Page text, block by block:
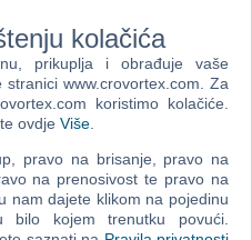
Of The Midnight Lamp
Anniversary
kolačića
prikuplja i obrađuje vaše
www.crovortex.com. Za
koristimo kolačiće.
ovdje Više
pravo na brisanje, pravo na
na prenosivost te pravo na
nam dajete klikom na pojedinu
bilo kojem trenutku povući.